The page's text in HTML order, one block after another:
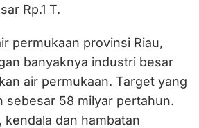
Rp.1 T.
permukaan provinsi Riau,
banyaknya industri besar
air permukaan. Target yang
sebesar 58 milyar pertahun.
kendala dan hambatan